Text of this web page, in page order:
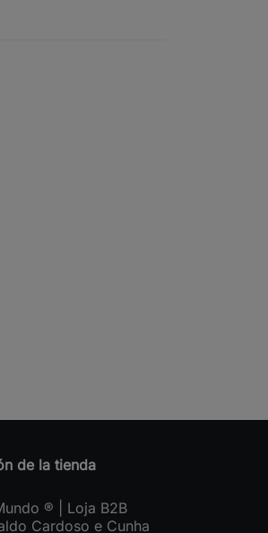
de la tienda
® | Loja B2B
Cardoso e Cunha